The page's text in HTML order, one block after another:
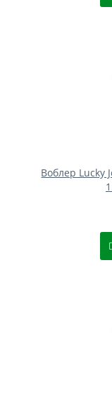
Воблер Lucky